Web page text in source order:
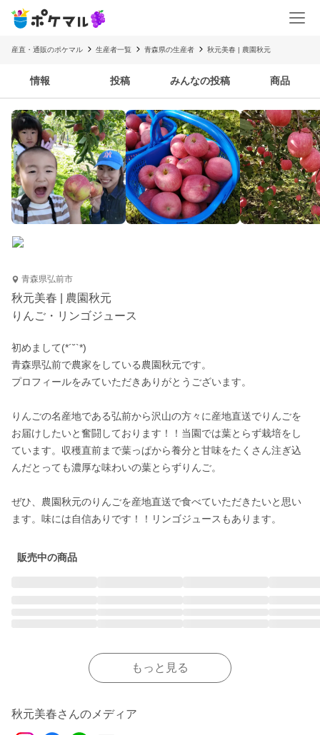
産直・通販のポケマル 生産者一覧 青森県の生産者 秋元美春 | 農園秋元
情報 投稿 みんなの投稿 商品
青森県弘前市
秋元美春 | 農園秋元
りんご・リンゴジュース
初めまして(*´˘`*)
青森県弘前で農家をしている農園秋元です。
プロフィールをみていただきありがとうございます。
りんごの名産地である弘前から沢山の方々に産地直送でりんごを
お届けしたいと奮闘しております！！当園では葉とらず栽培をし
ています。収穫直前まで葉っぱから養分と甘味をたくさん注ぎ込
んだとっても濃厚な味わいの葉とらずりんご。
ぜひ、農園秋元のりんごを産地直送で食べていただきたいと思い
販売中の商品
もっと見る
秋元美春さんのメディア